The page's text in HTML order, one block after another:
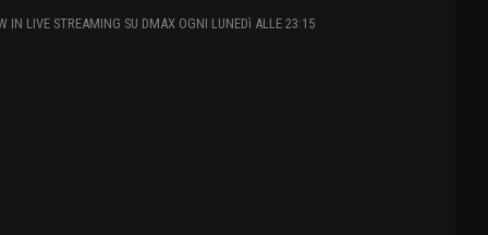
IN LIVE STREAMING SU DMAX OGNI LUNEDì ALLE 23:15